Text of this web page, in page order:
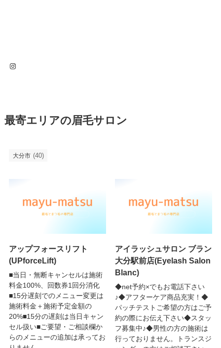
Instagram
最寄エリアの眉毛サロン
大分市 (40)
アップフォースリフト
(UPforceLift)
■当日・無断キャンセルは施術
料金100%、回数券1回分消化
■15分遅刻でのメニュー変更は
施術料金＋施術予定金額の
20%■15分の遅刻は当日キャン
セル扱い■ご要望・ご相談欄か
らのメニューの追加は承ってお
アイラッシュサロン ブラン
大分駅前店(Eyelash Salon
Blanc)
◆net予約×でもお電話下さい
♪◆アフターケア商品充実！◆
パッチテストご希望の方はご予
約の際にお伝え下さい◆スタッ
フ募集中♪◆男性の方の施術は
行っておりません。トランスジ